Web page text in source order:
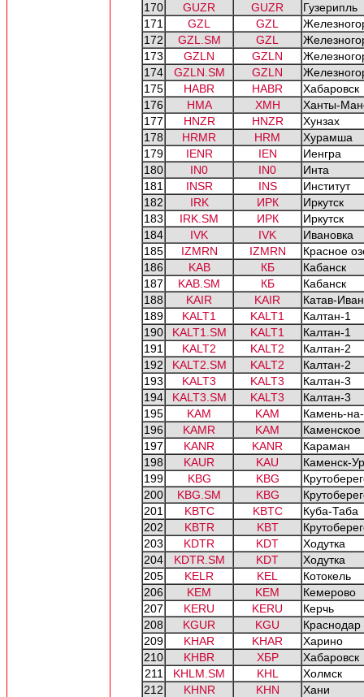
170
GUZR GUZR
Гузерипль
171
GZL GZL
172
GZL.SM GZL
173
GZLN GZLN
174
GZLN.SM GZLN
175
HABR HABR
Хабаровск
176
HMA ХМН
Ханты-
177
HNZR HNZR
Хунзах
178
HRMR HRM
Хурамша
179
IENR IEN
Иенгра
180
IN0 IN0
Инта
181
INSR INS
Институт
182
IRK ИРК
Иркутск
183
IRK.SM ИРК
Иркутск
184
IVK IVK
Ивановка
185
IZMRN IZMRN
Красное
186
KAB КБ
Кабанск
187
KAB.SM КБ
Кабанск
188
KAIR KAIR
Катав-
189
KALT1 KALT1
Калтан-1
190
KALT1.SM KALT1
Калтан-1
191
KALT2 KALT2
Калтан-2
192
KALT2.SM KALT2
Калтан-2
193
KALT3 KALT3
Калтан-3
194
KALT3.SM KALT3
Калтан-3
195
KAM KAM
Камень-
196
KAMR KAM
Каменское
197
KANR KANR
Караман
198
KAUR KAU
Каменск-
199
KBG KBG
200
KBG.SM KBG
201
KBTC KBTC
Куба-Таба
202
KBTR KBT
203
KDTR KDT
Ходутка
204
KDTR.SM KDT
Ходутка
205
KELR KEL
Котокель
206
KEM KEM
Кемерово
207
KERU KERU
Керчь
208
KGUR KGU
Краснодар
209
KHAR KHAR
Харино
210
KHBR ХБР
Хабаровск
211
KHLM.SM KHL
Холмск
212
KHNR KHN
Хани